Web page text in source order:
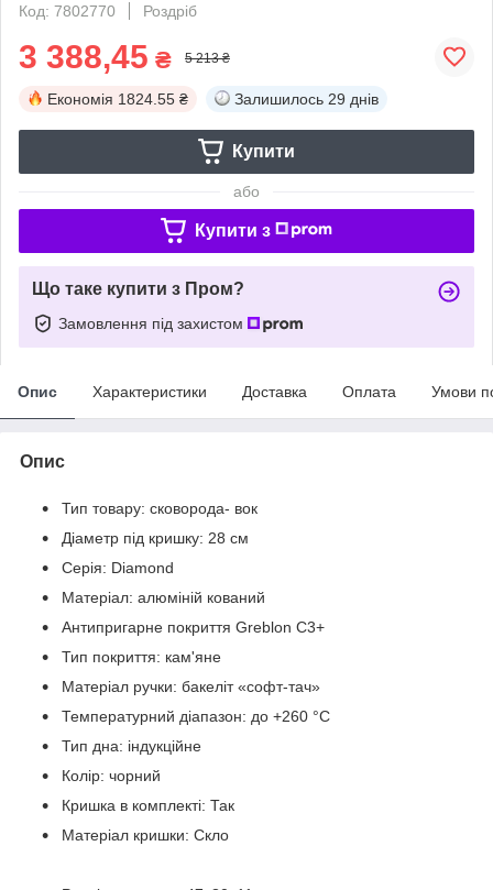
Код: 7802770
Роздріб
3 388,45 ₴ 5 213 ₴
Економія 1824.55 ₴ Залишилось 29 днів
Купити
або
Купити з
Що таке купити з Пром?
Замовлення під захистом
Опис Характеристики Доставка Оплата Умови
Опис
Тип товару: сковорода- вок
Діаметр під кришку: 28 см
Серія: Diamond
Матеріал: алюміній кований
Антипригарне покриття Greblon C3+
Тип покриття: кам'яне
Матеріал ручки: бакеліт «софт-тач»
Температурний діапазон: до +260 °C
Тип дна: індукційне
Колір: чорний
Кришка в комплекті: Так
Матеріал кришки: Скло